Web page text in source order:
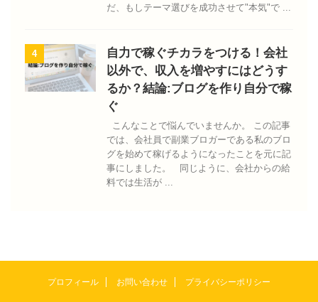
だ、もしテーマ選びを成功させて"本気"で ...
4
自力で稼ぐチカラをつける！会社
以外で、収入を増やすにはどうす
るか？結論:ブログを作り自分で稼
ぐ
こんなことで悩んでいませんか。 この記事
では、会社員で副業ブロガーである私のブロ
グを始めて稼げるようになったことを元に記
事にしました。 同じように、会社からの給
料では生活が ...
プロフィール お問い合わせ プライバシーポリシー